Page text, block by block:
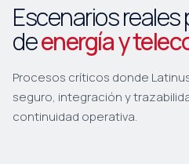
Escenarios
deenergía y
Procesos críticos donde
seguro, integración y
continuidad operativa.